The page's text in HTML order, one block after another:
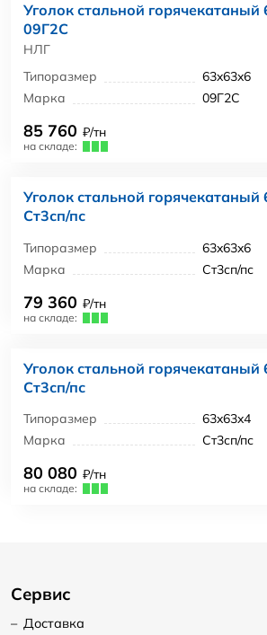
Уголок стальной
09Г2С
НЛГ
Типоразмер
63x63x6
Марка
09Г2С
85 760 ₽/тн
на складе:
Уголок стальной
Ст3сп/пс
Типоразмер
63x63x6
Марка
Ст3сп/пс
79 360 ₽/тн
на складе:
Уголок стальной
Ст3сп/пс
Типоразмер
63x63x4
Марка
Ст3сп/пс
80 080 ₽/тн
на складе:
Сервис
– Доставка